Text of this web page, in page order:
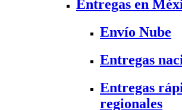
Entregas en
Envío Nube
Entregas
Entregas
regionales